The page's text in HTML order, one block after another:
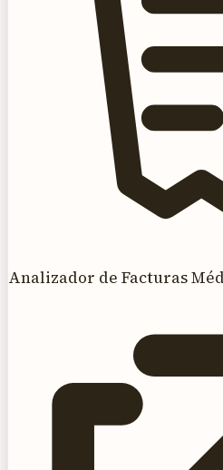
Analizador de Facturas